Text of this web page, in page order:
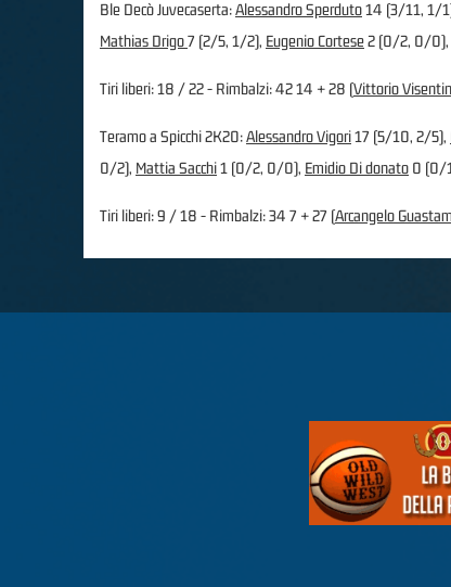
Ble Decò Juvecaserta:Alessandro Sperduto14 (3/11, 1/
Mathias Drigo7 (2/5, 1/2), Eugenio Cortese2 (0/2, 0/0),
Tiri liberi: 18 / 22 - Rimbalzi: 42 14 + 28 (Vittorio Visentin
Teramo a Spicchi 2K20:Alessandro Vigori17 (5/10, 2/5),
0/2), Mattia Sacchi1 (0/2, 0/0), Emidio Di donato 0 (0/
Tiri liberi: 9 / 18 - Rimbalzi: 34 7 + 27 (Arcangelo